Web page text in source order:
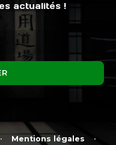
actualités !
Mentions légales •